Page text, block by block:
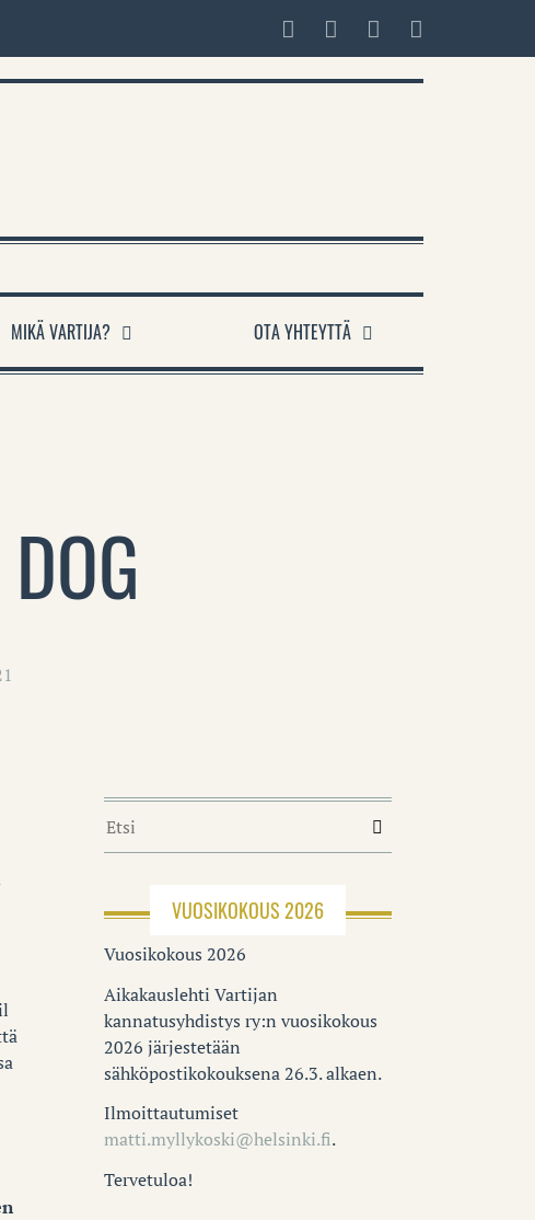
MIKÄ VARTIJA? OTA YHTEYTTÄ
VUOSIKOKOUS 2026
Vuosikokous 2026
Aikakauslehti Vartijan
kannatusyhdistys ry:n vuosikokous
2026 järjestetään
sähköpostikokouksena 26.3. alkaen.
Ilmoittautumiset
matti.myllykoski@helsinki.fi.
Tervetuloa!